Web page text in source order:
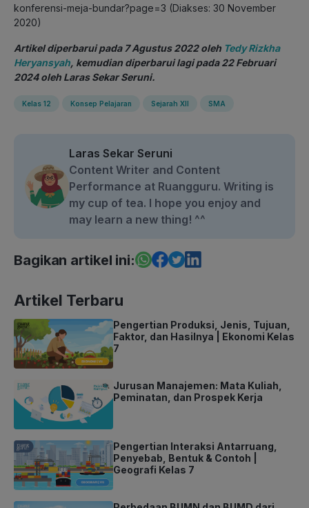
konferensi-meja-bundar?page=3 (Diakses: 30 November
2020)
Artikel diperbarui pada 7 Agustus 2022 oleh Tedy Rizkha
Heryansyah, kemudian diperbarui lagi pada 22 Februari
2024 oleh Laras Sekar Seruni.
Kelas 12 Konsep Pelajaran Sejarah XII SMA
Laras Sekar Seruni
Content Writer and Content
Performance at Ruangguru. Writing is
my cup of tea. I hope you enjoy and
may learn a new thing! ^^
Bagikan artikel ini:
Artikel Terbaru
Pengertian Produksi, Jenis, Tujuan,
Faktor, dan Hasilnya | Ekonomi Kelas
7
Jurusan Manajemen: Mata Kuliah,
Peminatan, dan Prospek Kerja
Pengertian Interaksi Antarruang,
Penyebab, Bentuk & Contoh |
Geografi Kelas 7